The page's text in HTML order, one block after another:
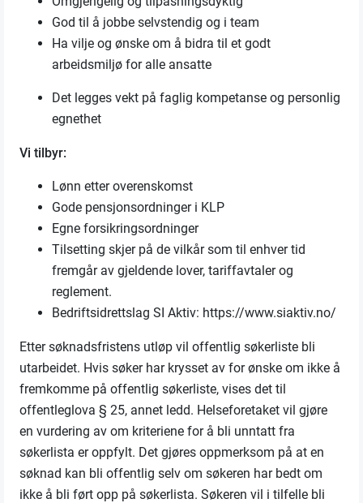
God til å jobbe selvstendig og i team
Ha vilje og ønske om å bidra til et godt
arbeidsmiljø for alle ansatte
Det legges vekt på faglig kompetanse og personlig
egnethet
Vi tilbyr:
Lønn etter overenskomst
Gode pensjonsordninger i KLP
Egne forsikringsordninger
Tilsetting skjer på de vilkår som til enhver tid
fremgår av gjeldende lover, tariffavtaler og
reglement.
Bedriftsidrettslag SI Aktiv: https://www.siaktiv.no/
Etter søknadsfristens utløp vil offentlig søkerliste bli
utarbeidet. Hvis søker har krysset av for ønske om ikke å
fremkomme på offentlig søkerliste, vises det til
offentleglova § 25, annet ledd. Helseforetaket vil gjøre
en vurdering av om kriteriene for å bli unntatt fra
søkerlista er oppfylt. Det gjøres oppmerksom på at en
søknad kan bli offentlig selv om søkeren har bedt om
ikke å bli ført opp på søkerlista. Søkeren vil i tilfelle bli